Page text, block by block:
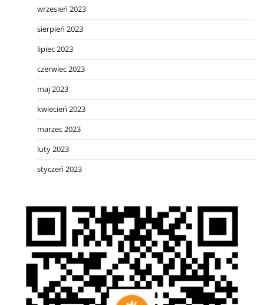
wrzesień 2023
sierpień 2023
lipiec 2023
czerwiec 2023
maj 2023
kwiecień 2023
marzec 2023
luty 2023
styczeń 2023